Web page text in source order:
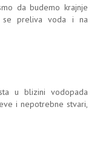
da budemo krajnje
se preliva voda i na
u blizini vodopada
i nepotrebne stvari,